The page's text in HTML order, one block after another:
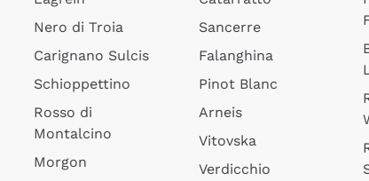
Nero di Troia
Carignano Sulcis
Schioppettino
Rosso di
Montalcino
Morgon
Sancerre
Falanghina
Pinot Blanc
Arneis
Vitovska
Verdicchio